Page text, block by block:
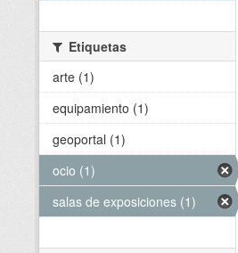
Etiquetas
arte (1)
equipamiento (1)
geoportal (1)
ocio (1)
salas de exposiciones (1)